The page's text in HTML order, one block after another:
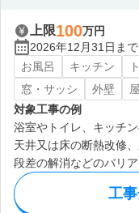
上限100万円
2026年12月31日まで
お風呂
キッチン
窓・サッシ
外壁
対象工事の例
浴室やトイレ、キッチ
天井又は床の断熱改修
段差の解消などのバリ
工